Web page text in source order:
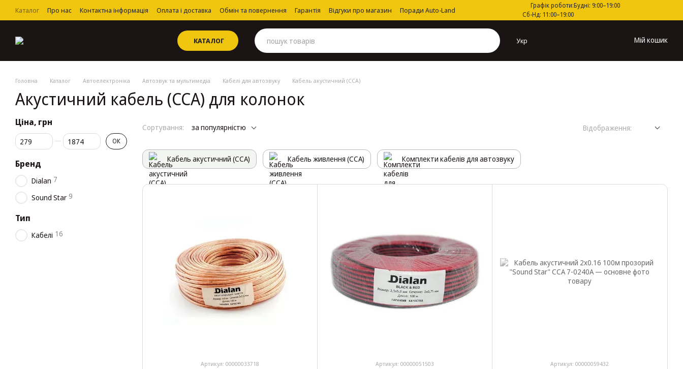
Перейти до основного контенту
Каталог Про нас Контактна інформація Оплата і доставка Обмін та повернення Гарантія Відгуки про магазин
Поради Auto-Land
Угода користувача
Графік роботи:Будні: 9:00–19:00
Сб-Нд: 11:00–19:00
КАТАЛОГ Укр Мій кошик
Головна Каталог Автоелектроніка Автозвук та мультимедіа Кабелі для автозвуку Кабель акустичний (ССА)
Акустичний кабель (ССА) для колонок
Сортування: за популярністю Відображення:
Кабель акустичний (ССА) Кабель живлення (ССА) Комплекти кабелів для автозвуку
Артикул: 00000033718 Артикул: 00000051503 Артикул: 00000059432
Ціна, грн
Від Ціна, грн
До Ціна, грн ОК
Бренд
Dialan 7
Sound Star 9
Тип
Кабелі 16